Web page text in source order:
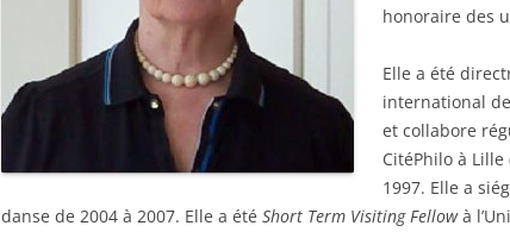
honoraire des
Elle a été
international
et collabore
CitéPhilo à
1997. Elle a
danse de 2004 à 2007. Elle a été Short Term Visiting Fellowà